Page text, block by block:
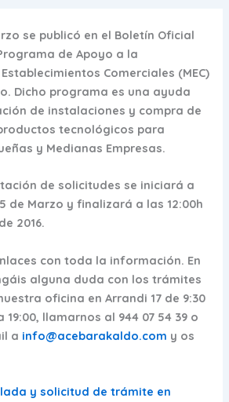
se publicó en el Boletín Oficial
de Apoyo a la
Comerciales (MEC)
Dicho programa es una ayuda
de instalaciones y compra de
tecnológicos para
y Medianas Empresas.
de solicitudes se iniciará a
de Marzo y finalizará a las 12:00h
2016.
con toda la información. En
alguna duda con los trámites
oficina en Arrandi 17 de 9:30
19:00, llamarnos al 944 07 54 39 o
a info@acebarakaldo.com y os
y solicitud de trámite en